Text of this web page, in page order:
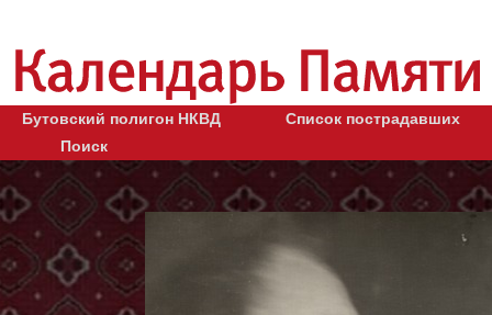
Бутовский полигон НКВД
Список пострадавших
Поиск